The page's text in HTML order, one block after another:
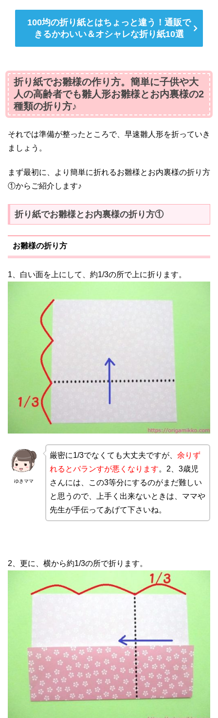
100均の折り紙とはちょっと違う！通販で
きるかわいい＆オシャレな折り紙10選
折り紙でお雛様の作り方。簡単に子供や大
人の高齢者でも雛人形お雛様とお内裏様の2
種類の折り方♪
それでは準備が整ったところで、早速雛人形を折っていき
ましょう。
まず最初に、より簡単に折れるお雛様とお内裏様の折り方
①からご紹介します♪
折り紙でお雛様とお内裏様の折り方①
お雛様の折り方
1、白い面を上にして、約1/3の所で上に折ります。
ゆきママ
厳密に1/3でなくても大丈夫ですが、 余りず
れるとバランすが悪くなります。2、3歳児
さんには、この3等分にするのがまだ難しい
と思うので、上手く出来ないときは、ママや
先生が手伝ってあげて下さいね。
2、更に、横から約1/3の所で折ります。